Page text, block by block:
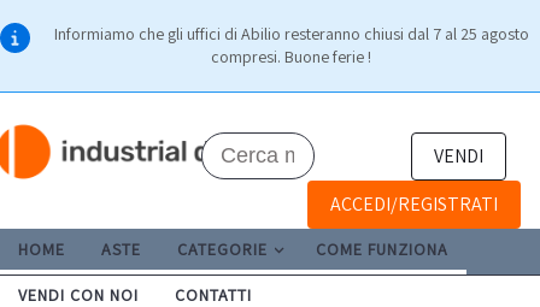
Informiamo che gli uffici di Abilio resteranno chiusi dal 7 al 25 agosto
compresi. Buone ferie !
VENDI
ACCEDI/REGISTRATI
HOME ASTE CATEGORIE COME FUNZIONA
VENDI CON NOI CONTATTI